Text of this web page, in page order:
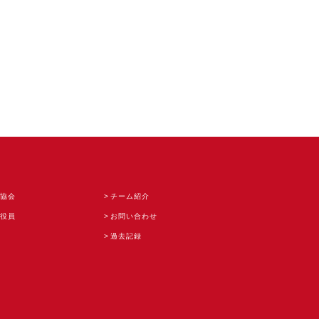
協会
役員
チーム紹介
お問い合わせ
過去記録